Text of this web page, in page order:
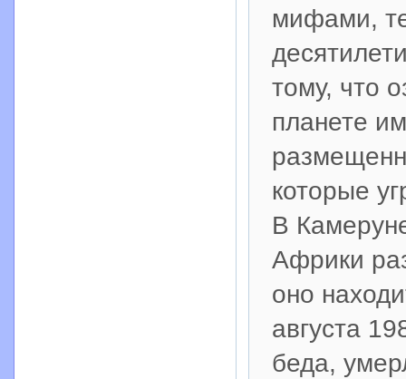
мифами,
тому, что
планете
которые
В
Африки
оно
августа
беда,